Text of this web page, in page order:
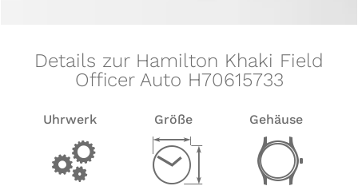
Details zur Hamilton Khaki Field
Officer Auto H70615733
Uhrwerk
v
Größe
Z
Gehäuse
w